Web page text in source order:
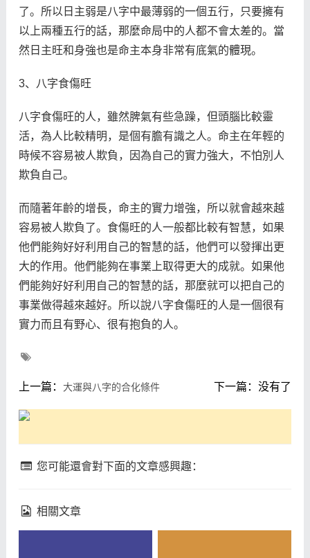
了。所以日主弱是八字中最薄弱的一個五行，只要擁有
以上兩種五行的話，那麼命局中的人都不會太差的。當
然日主旺和身強也是命主本身非常有底氣的體現。
3、八字食傷旺
八字食傷旺的人，雖然脾氣有些急躁，但頭腦比較靈
活，為人比較精明，是個有膽有識之人。命主在年輕的
時候不容易被人欺負，因為自己的實力強大，不怕別人
欺負自己。
而隨著年齡的增長，命主的實力增強，所以就會越來越
容易被人欺負了。食傷旺的人一般都比較有智慧，如果
他們能夠好好利用自己的智慧的話，他們可以發揮出更
大的作用。他們能夠在事業上取得更大的成就。如果他
們能夠好好利用自己的智慧的話，那麼就可以把自己的
事業做得越來越好。所以說八字食傷旺的人是一個很有
實力而且有野心、很有抱負的人。
上一篇： 大運與八字的合化條件 下一篇：没有了
您可能還會對下面的文章感興趣：
相關文章